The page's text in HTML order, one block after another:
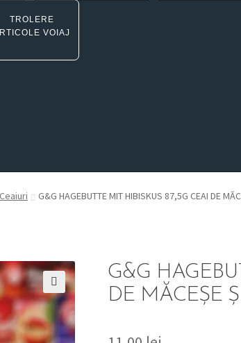
TROLERE
VOIAJ
G&G HAGEBUTTE MIT HIBISKUS 87,5G CEAI DE
🔍
G&G
DE MĂCEȘE